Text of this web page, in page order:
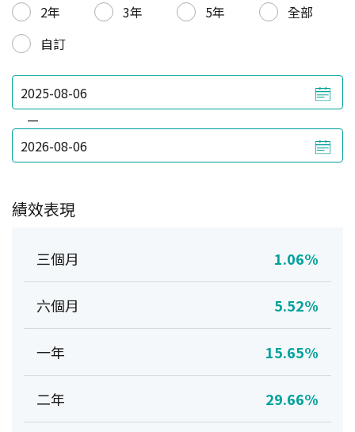
2年
3年 5年
全部
自訂
—
績效表現
三個月 1.06%
六個月 5.52%
一年 15.65%
二年 29.66%